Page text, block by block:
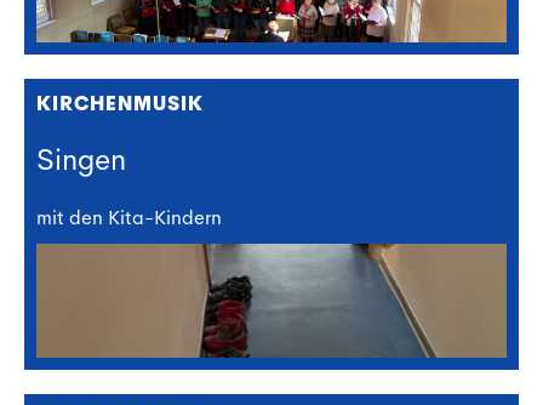
KIRCHENMUSIK
Singen
mit den Kita-Kindern